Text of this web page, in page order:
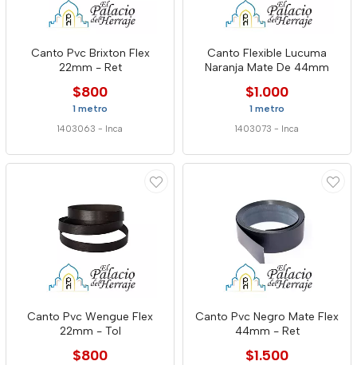
Canto Pvc Brixton Flex
22mm - Ret
$800
1 metro
1403063 - Inca
Canto Flexible Lucuma
Naranja Mate De 44mm
$1.000
1 metro
1403073 - Inca
Canto Pvc Wengue Flex
22mm - Tol
$800
Canto Pvc Negro Mate Flex
44mm - Ret
$1.500